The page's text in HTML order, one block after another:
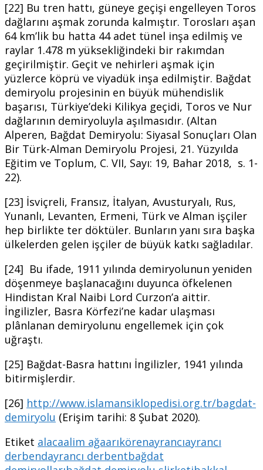
[22] Bu tren hattı, güneye geçişi engelleyen Toros
dağlarını aşmak zorunda kalmıştır. Torosları aşan
64 km’lik bu hatta 44 adet tünel inşa edilmiş ve
raylar 1.478 m yüksekliğindeki bir rakımdan
geçirilmiştir. Geçit ve nehirleri aşmak için
yüzlerce köprü ve viyadük inşa edilmiştir. Bağdat
demiryolu projesinin en büyük mühendislik
başarısı, Türkiye’deki Kilikya geçidi, Toros ve Nur
dağlarının demiryoluyla aşılmasıdır. (Altan
Alperen, Bağdat Demiryolu: Siyasal Sonuçları Olan
Bir Türk-Alman Demiryolu Projesi, 21. Yüzyılda
Eğitim ve Toplum, C. VII, Sayı: 19, Bahar 2018, s. 1-
22).
[23] İsviçreli, Fransız, İtalyan, Avusturyalı, Rus,
Yunanlı, Levanten, Ermeni, Türk ve Alman işçiler
hep birlikte ter döktüler. Bunların yanı sıra başka
ülkelerden gelen işçiler de büyük katkı sağladılar.
[24] Bu ifade, 1911 yılında demiryolunun yeniden
döşenmeye başlanacağını duyunca öfkelenen
Hindistan Kral Naibi Lord Curzon’a aittir.
İngilizler, Basra Körfezi’ne kadar ulaşması
plânlanan demiryolunu engellemek için çok
uğraştı.
[25] Bağdat-Basra hattını İngilizler, 1941 yılında
bitirmişlerdir.
[26] http://www.islamansiklopedisi.org.tr/bagdat-
demiryolu (Erişim tarihi: 8 Şubat 2020).
Etiket alacaalim ağaarıkörenayrancıayrancı
derbendayrancı derbentbağdat